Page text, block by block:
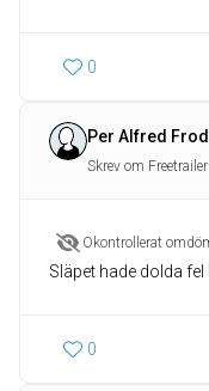
0
Per Alfred
Skrev om
Okontrollerat
Släpet hade dolda
0